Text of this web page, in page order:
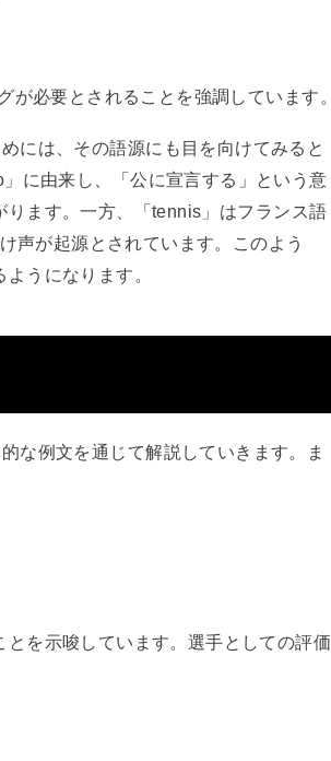
が必要とされることを強調しています。
には、その語源にも目を向けてみると
に由来し、「公に宣言する」という意
ます。一方、「tennis」はフランス語
声が起源とされています。このよう
うになります。
な例文を通じて解説していきます。ま
を示唆しています。選手としての評価